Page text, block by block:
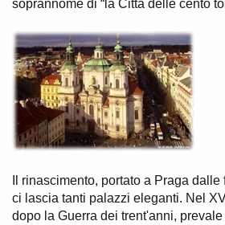
soprannome di “la Città delle cento
Il rinascimento, portato a Praga
ci lascia tanti palazzi eleganti. Nel
dopo la Guerra dei trent'anni,